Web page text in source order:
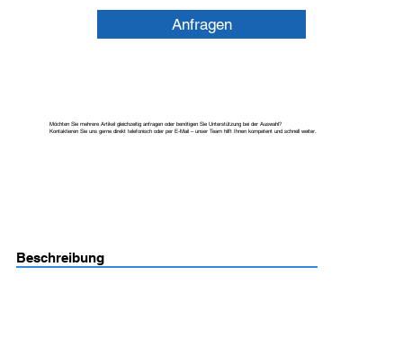
Anfragen
Möchten Sie mehrere Artikel gleichzeitig anfragen oder benötigen Sie Unterstützung bei der Auswahl?
Kontaktieren Sie uns gerne direkt telefonisch oder per E-Mail – unser Team hilft Ihnen kompetent und schnell weiter.
Beschreibung